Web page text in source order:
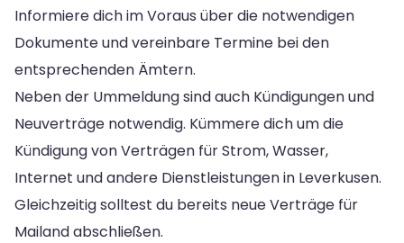
Informiere dich im Voraus über die notwendigen
Dokumente und vereinbare Termine bei den
entsprechenden Ämtern.
Neben der Ummeldung sind auch Kündigungen und
Neuverträge notwendig. Kümmere dich um die
Kündigung von Verträgen für Strom, Wasser,
Internet und andere Dienstleistungen in Leverkusen.
Gleichzeitig solltest du bereits neue Verträge für
Mailand abschließen.